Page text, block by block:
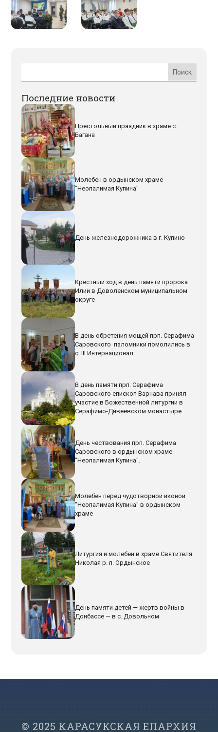
Последние новости
Престольный праздник в храме с.
Багана
Молебен в ордынском храме
"Неопалимая Купина"
День железнодорожника в г. Купино
Крестный ход в день памяти пророка
Илии в Доволенском муниципальном
округе
В день обретения мощей прп. Серафима
Саровского паломники помолились в
с. III Интернационал
В день памяти прп. Серафима
Саровского епископ Варнава принял
участие в Божественной литургии в
Серафимо-Дивеевском монастыре
День чествования прп. Серафима
Саровского в ордынском храме
"Неопалимая Купина".
Молебен перед чудотворной иконой
"Неопалимая Купина" в ордынском
храме
Литургия и молебен в храме Святителя
Николая р. п. Ордынское
День памяти детей — жертв войны в
Донбассе — в с. Довольном
© 2025 КАРАСУКСКАЯ ЕПАРХИЯ